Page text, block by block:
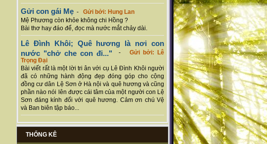
Gửi con gái Mẹ - Gửi bởi: Hung Lan
Mệ Phương còn khỏe không chi Hồng ?
Bài thơ hay đáo để, đọc mà nước mắt chảy dài.
Lê Đình Khôi; Quê hương là nơi con
nước "chở che con đi..." - Gửi bởi: Lê
Trọng Đại
Bài viết rất là một lời tri ân với cụ Lê Đình Khôi người
đã có những hành động đẹp đóng góp cho cộng
đồng cư dân Lệ Sơn ở Hà nội và quê hương và cũng
phần nào nói lên được cái tâm của một người con Lệ
Sơn đáng kính đối với quê hương. Cảm ơn chú Vệ
và Ban biên tập báo...
THỐNG KÊ